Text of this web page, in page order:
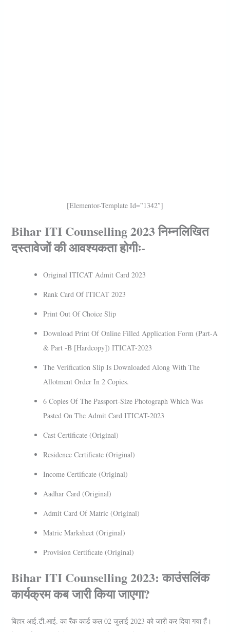
[elementor-Template Id=”1342″]
Bihar ITI Counselling 2023 निम्नलिखित
दस्तावेजों की आवश्यकता होगीः-
Original ITICAT Admit Card 2023
Rank Card Of ITICAT 2023
Print Out Of Choice Slip
Download Print Of Online Filled Application Form (Part-A
& Part -B [Hardcopy]) ITICAT-2023
The Verification Slip Is Downloaded Along With The
Allotment Order In 2 Copies.
6 Copies Of The Passport-Size Photograph Which Was
Pasted On The Admit Card ITICAT-2023
Cast Certificate (Original)
Residence Certificate (Original)
Income Certificate (Original)
Aadhar Card (Original)
Admit Card Of Matric (Original)
Matric Marksheet (Original)
Provision Certificate (Original)
Bihar ITI Counselling 2023: काउंसलिंक
कार्यक्रम कब जारी किया जाएगा?
बिहार आई.टी.आई. का रैंक कार्ड कल 02 जुलाई 2023 को जारी कर दिया गया हैं।